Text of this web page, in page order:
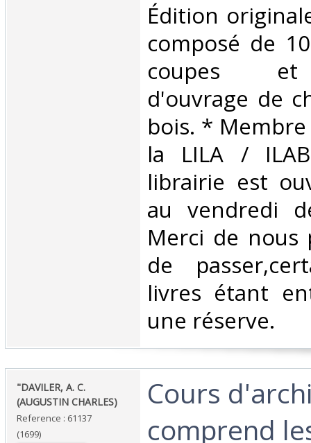
‎Édition
composé de
coupes et
d'ouvrage de
bois. *
la LILA /
librairie est
au vendredi
Merci de nous
de
livres étant
une réserve. ‎
‎"DAVILER, A. C.
(AUGUSTIN CHARLES)‎
Reference : 61137
(1699)
‎Cours
comprend